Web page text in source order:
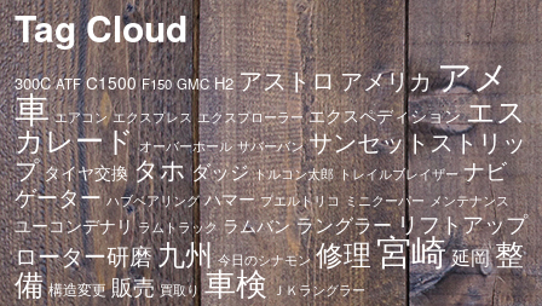
Tag Cloud
300C ATF C1500 F150 GMC H2 アストロアメリカアメ
車 エアコン エクスプレス エクスプローラー エクスペディション エス
カレード オーバーホール サバーバン サンセットストリッ
プタイヤ交換タホダッジ トルコン太郎 トレイルブレイザー ナビ
ゲーター ハブベアリング ハマー プエルトリコ ミニクーパー メンテナンス
ユーコンデナリ ラムトラック ラムバン ラングラーリフトアップ
ローター研磨九州 今日のシナモン 修理宮崎延岡整
備 構造変更 販売 買取り 車検 ＪＫラングラー